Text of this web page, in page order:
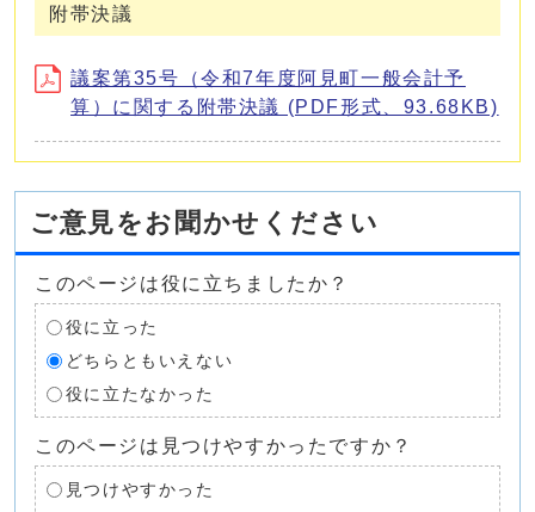
附帯決議
議案第35号（令和7年度阿見町一般会計予
算）に関する附帯決議 (PDF形式、93.68KB)
ご意見をお聞かせください
このページは役に立ちましたか？
役に立った
どちらともいえない
役に立たなかった
このページは見つけやすかったですか？
見つけやすかった